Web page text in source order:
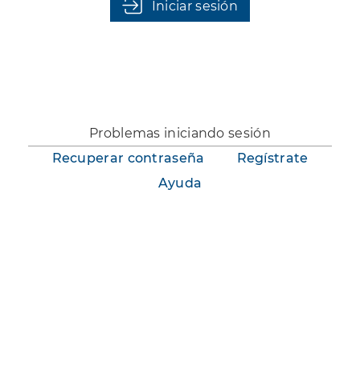
Iniciar sesión
Problemas iniciando sesión
Recuperar contraseña
Regístrate
Ayuda